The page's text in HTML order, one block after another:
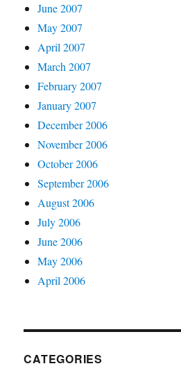
June 2007
May 2007
April 2007
March 2007
February 2007
January 2007
December 2006
November 2006
October 2006
September 2006
August 2006
July 2006
June 2006
May 2006
April 2006
CATEGORIES